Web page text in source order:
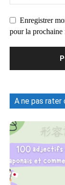
Enregistrer
pour la prochaine
A ne pas